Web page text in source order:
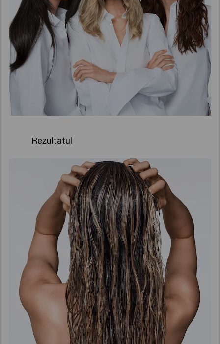
Rezultatul
Vibranța culorii este
păstrată până la 8
săptămâni**